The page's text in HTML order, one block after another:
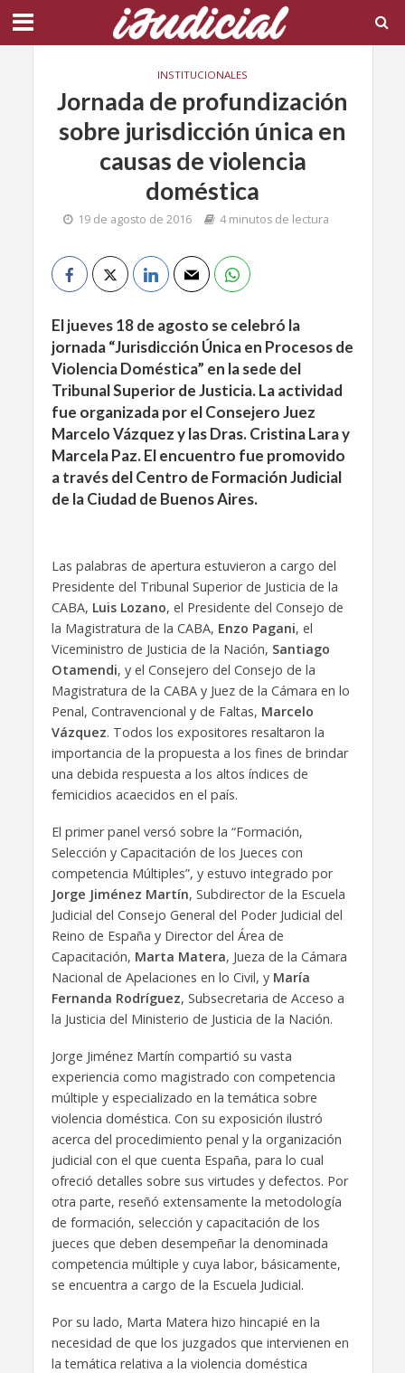
INSTITUCIONALES
Jornada de profundización
sobre jurisdicción única en
causas de violencia
doméstica
19 de agosto de 2016 4 minutos de lectura
El jueves 18 de agosto se celebró la
jornada “Jurisdicción Única en Procesos de
Violencia Doméstica” en la sede del
Tribunal Superior de Justicia. La actividad
fue organizada por el Consejero Juez
Marcelo Vázquez y las Dras. Cristina Lara y
Marcela Paz. El encuentro fue promovido
a través del Centro de Formación Judicial
de la Ciudad de Buenos Aires.
Las palabras de apertura estuvieron a cargo del
Presidente del Tribunal Superior de Justicia de la
CABA, Luis Lozano, el Presidente del Consejo de
la Magistratura de la CABA, Enzo Pagani, el
Viceministro de Justicia de la Nación, Santiago
Otamendi, y el Consejero del Consejo de la
Magistratura de la CABA y Juez de la Cámara en lo
Penal, Contravencional y de Faltas, Marcelo
Vázquez. Todos los expositores resaltaron la
importancia de la propuesta a los fines de brindar
una debida respuesta a los altos índices de
femicidios acaecidos en el país.
El primer panel versó sobre la “Formación,
Selección y Capacitación de los Jueces con
competencia Múltiples”, y estuvo integrado por
Jorge Jiménez Martín, Subdirector de la Escuela
Judicial del Consejo General del Poder Judicial del
Reino de España y Director del Área de
Capacitación, Marta Matera, Jueza de la Cámara
Nacional de Apelaciones en lo Civil, y María
Fernanda Rodríguez, Subsecretaria de Acceso a
la Justicia del Ministerio de Justicia de la Nación.
Jorge Jiménez Martín compartió su vasta
experiencia como magistrado con competencia
múltiple y especializado en la temática sobre
violencia doméstica. Con su exposición ilustró
acerca del procedimiento penal y la organización
judicial con el que cuenta España, para lo cual
ofreció detalles sobre sus virtudes y defectos. Por
otra parte, reseñó extensamente la metodología
de formación, selección y capacitación de los
jueces que deben desempeñar la denominada
competencia múltiple y cuya labor, básicamente,
se encuentra a cargo de la Escuela Judicial.
Por su lado, Marta Matera hizo hincapié en la
necesidad de que los juzgados que intervienen en
la temática relativa a la violencia doméstica